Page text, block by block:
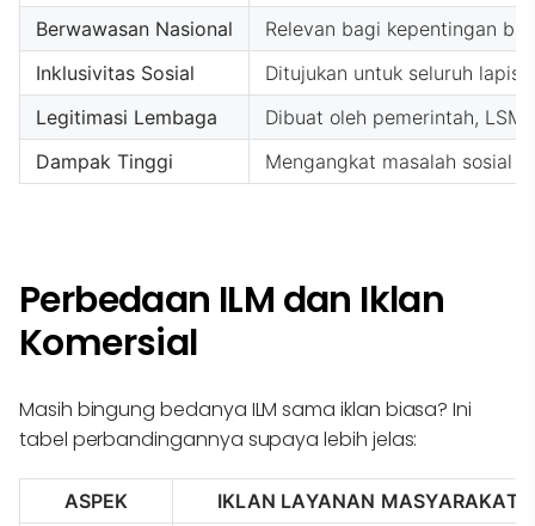
Berwawasan Nasional
Relevan bagi kepentingan
Inklusivitas Sosial
Ditujukan untuk seluruh
Legitimasi Lembaga
Dibuat oleh pemerintah,
Dampak Tinggi
Mengangkat masalah sosial
Perbedaan ILM dan Iklan
Komersial
Masih bingung bedanya ILM sama iklan biasa? Ini
tabel perbandingannya supaya lebih jelas:
ASPEK
IKLAN LAYANAN MASYARAKAT